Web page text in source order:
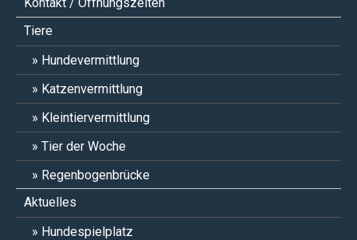
Tiere
Hundevermittlung
Katzenvermittlung
Kleintiervermittlung
Tier der Woche
Regenbogenbrücke
Aktuelles
Hundespielplatz